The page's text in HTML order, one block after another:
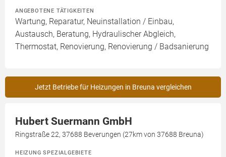
ANGEBOTENE TÄTIGKEITEN
Wartung, Reparatur, Neuinstallation / Einbau,
Austausch, Beratung, Hydraulischer Abgleich,
Thermostat, Renovierung, Renovierung / Badsanierung
Jetzt Betriebe für Heizungen in Breuna vergleichen
Hubert Suermann GmbH
Ringstraße 22, 37688 Beverungen (27km von 37688 Breuna)
HEIZUNG SPEZIALGEBIETE